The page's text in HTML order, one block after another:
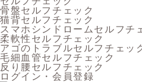
骨盤セルフチェック
猫背セルフチェック
スマホシンドロームセルフチ
柔軟性セルフチェック
アゴのトラブルセルフチェッ
毛細血管セルフチェック
反り腰セルフチェック
ログイン・会員登録